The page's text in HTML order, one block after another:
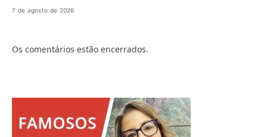
7 de agosto de 2026
Os comentários estão encerrados.